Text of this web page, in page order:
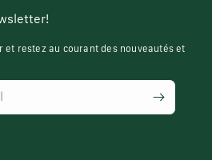
et restez au courant des nouveautés et